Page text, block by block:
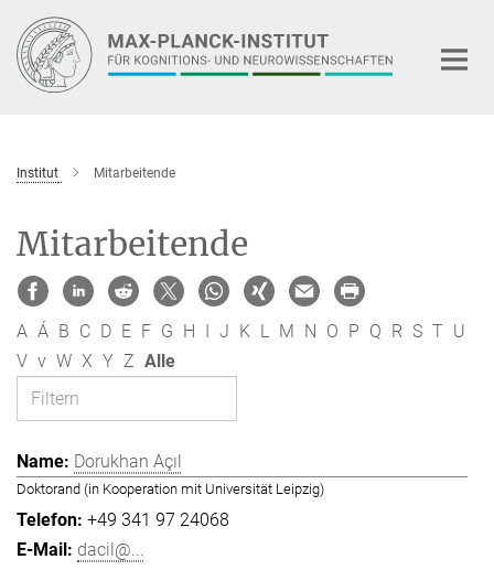
Hauptinhalt
Institut Mitarbeitende
Mitarbeitende
A Á B C D E F G H J K L M N O P Q R S T U
V v W X Y Z Alle
Dorukhan Açıl
Doktorand (in Kooperation mit Universität Leipzig)
+49 341 97 24068
dacil@...